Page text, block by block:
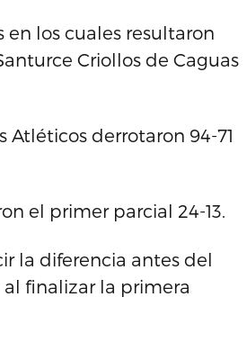
en los cuales resultaron
Criollos de Caguas
Atléticos derrotaron 94-71
el primer parcial 24-13.
la diferencia antes del
al finalizar la primera